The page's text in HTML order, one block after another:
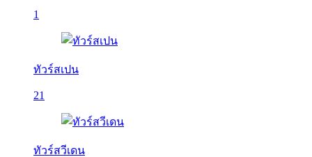
1
ทัวร์สเปน
21
ทัวร์สวีเดน